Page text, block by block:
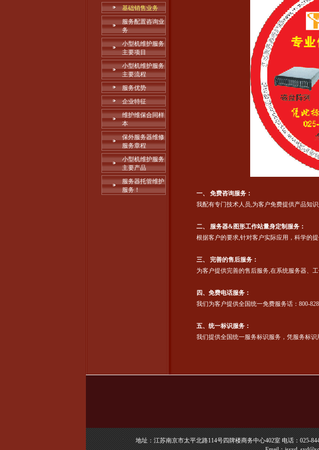
基础销售业务
服务配置咨询业
务
小型机维护服务
主要项目
小型机维护服务
主要流程
服务优势
企业特征
维护维保合同样
本
保外服务器维修
服务章程
小型机维护服务
主要产品
服务器托管维护
服务！
一、 免费咨询服务：
我配有专门技术人员,为客户免费提供产品知识
二、 服务器&图形工作站量身定制服务：
根据客户的要求,针对客户实际应用，科学的
三、 完善的售后服务：
为客户提供完善的售后服务,在系统服务器、
四、免费电话服务：
我们为客户提供全国统一免费服务话：800-
五、统一标识服务：
我们提供全国统一服务标识服务，凭服务标识
地址：江苏南京市太平北路114号四牌楼商务中心402室 电话：025-